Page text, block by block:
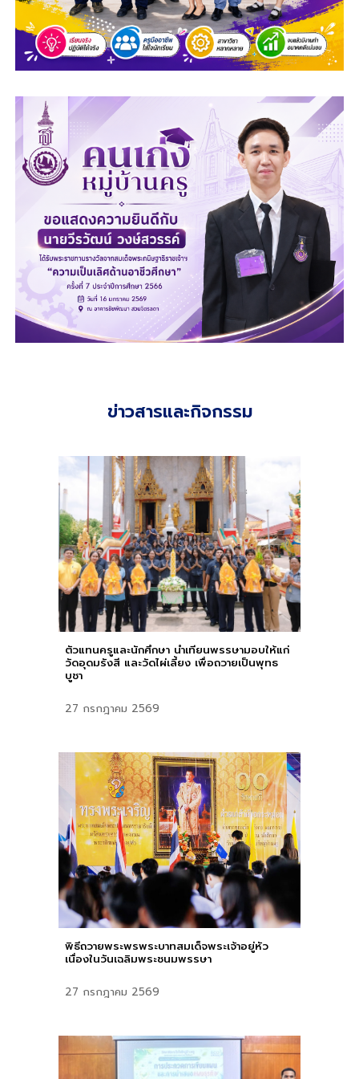
ข่าวสารและกิจกรรม
ตัวแทนครูและนักศึกษา นำเทียนพรรษามอบให้แก่
วัดอุดมรังสี และวัดไผ่เลี้ยง เพื่อถวายเป็นพุทธ
บูชา
27 กรกฎาคม 2569
พิธีถวายพระพรพระบาทสมเด็จพระเจ้าอยู่หัว
เนื่องในวันเฉลิมพระชนมพรรษา
27 กรกฎาคม 2569